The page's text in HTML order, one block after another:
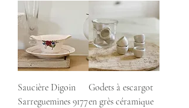
Saucière Digoin
Sarreguemines 9177
Godets à escargot
en grès céramique